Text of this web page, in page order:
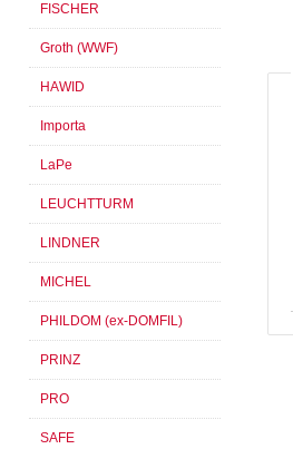
FISCHER
Groth (WWF)
HAWID
Importa
LaPe
LEUCHTTURM
LINDNER
MICHEL
PHILDOM (ex-DOMFIL)
PRINZ
PRO
SAFE